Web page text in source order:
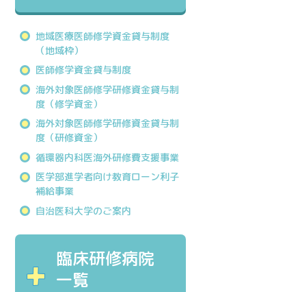
地域医療医師修学資金貸与制度
（地域枠）
医師修学資金貸与制度
海外対象医師修学研修資金貸与制
度（修学資金）
海外対象医師修学研修資金貸与制
度（研修資金）
循環器内科医海外研修費支援事業
医学部進学者向け教育ローン利子
補給事業
自治医科大学のご案内
臨床研修病院
一覧